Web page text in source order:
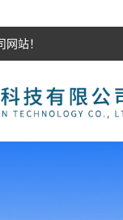
站！